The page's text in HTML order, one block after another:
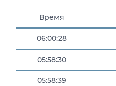
Время
06:00:28
05:58:30
05:58:39